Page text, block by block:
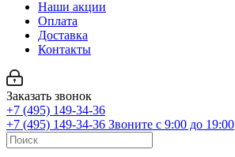
Наши акции
Оплата
Доставка
Контакты
Заказать звонок
+7 (495) 149-34-36
+7 (495) 149-34-36 Звоните с 9:00 до 19:00